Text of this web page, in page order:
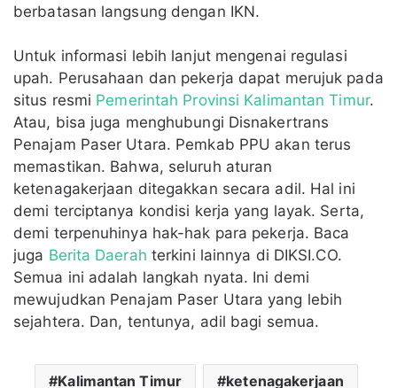
berbatasan langsung dengan IKN.
Untuk informasi lebih lanjut mengenai regulasi
upah. Perusahaan dan pekerja dapat merujuk pada
situs resmi Pemerintah Provinsi Kalimantan Timur.
Atau, bisa juga menghubungi Disnakertrans
Penajam Paser Utara. Pemkab PPU akan terus
memastikan. Bahwa, seluruh aturan
ketenagakerjaan ditegakkan secara adil. Hal ini
demi terciptanya kondisi kerja yang layak. Serta,
demi terpenuhinya hak-hak para pekerja. Baca
juga Berita Daerah terkini lainnya di DIKSI.CO.
Semua ini adalah langkah nyata. Ini demi
mewujudkan Penajam Paser Utara yang lebih
sejahtera. Dan, tentunya, adil bagi semua.
Kalimantan Timur ketenagakerjaan